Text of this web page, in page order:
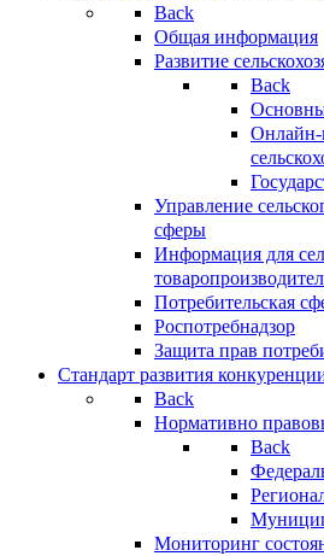
Back
Общая информация
Развитие
Back
Онлайн-
Управление
сферы
Информация для
Потребительская
Роспотребнадзор
Защита прав
Стандарт развития
Back
Нормативно
Back
Мониторинг